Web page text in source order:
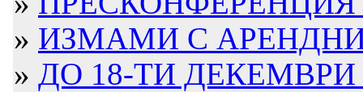
» ИЗМАМИ С
» ДО 18-ТИ